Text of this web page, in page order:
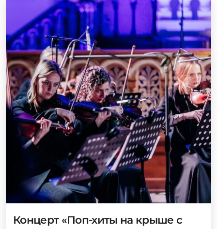
Концерт «Поп-хиты на крыше с